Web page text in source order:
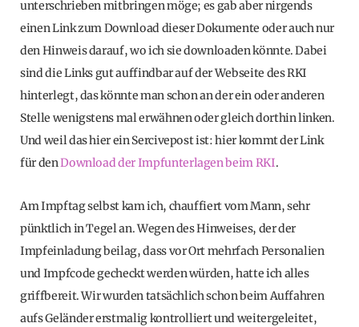
unterschrieben mitbringen möge; es gab aber nirgends
einen Link zum Download dieser Dokumente oder auch nur
den Hinweis darauf, wo ich sie downloaden könnte. Dabei
sind die Links gut auffindbar auf der Webseite des RKI
hinterlegt, das könnte man schon an der ein oder anderen
Stelle wenigstens mal erwähnen oder gleich dorthin linken.
Und weil das hier ein Sercivepost ist: hier kommt der Link
für denDownload der Impfunterlagen beim RKI.
Am Impftag selbst kam ich, chauffiert vom Mann, sehr
pünktlich in Tegel an. Wegen des Hinweises, der der
Impfeinladung beilag, dass vor Ort mehrfach Personalien
und Impfcode gecheckt werden würden, hatte ich alles
griffbereit. Wir wurden tatsächlich schon beim Auffahren
aufs Geländer erstmalig kontrolliert und weitergeleitet,